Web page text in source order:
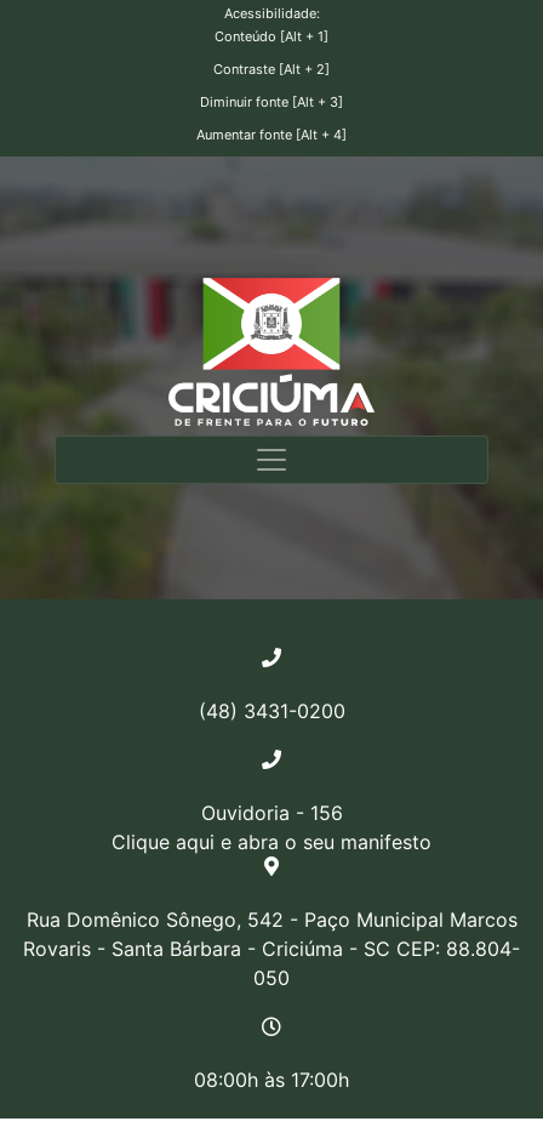
Acessibilidade:
Conteúdo [Alt + 1]
Contraste [Alt + 2]
Diminuir fonte [Alt + 3]
Aumentar fonte [Alt + 4]
(48) 3431-0200
Ouvidoria - 156
Clique aqui e abra o seu manifesto
Rua Domênico Sônego, 542 - Paço Municipal Marcos
Rovaris - Santa Bárbara - Criciúma - SC CEP: 88.804-
050
08:00h às 17:00h